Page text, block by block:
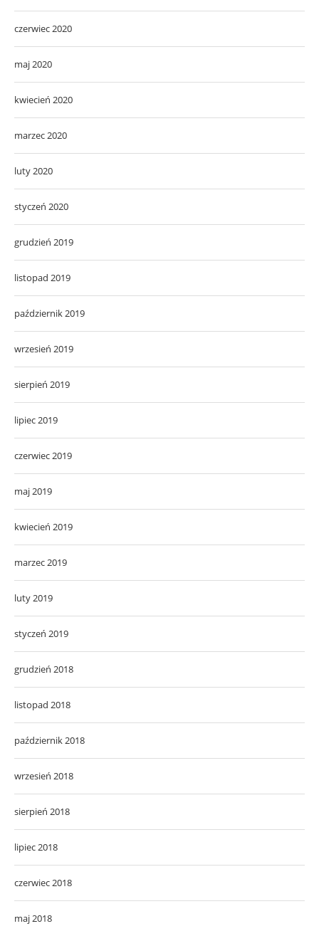
czerwiec 2020
maj 2020
kwiecień 2020
marzec 2020
luty 2020
styczeń 2020
grudzień 2019
listopad 2019
październik 2019
wrzesień 2019
sierpień 2019
lipiec 2019
czerwiec 2019
maj 2019
kwiecień 2019
marzec 2019
luty 2019
styczeń 2019
grudzień 2018
listopad 2018
październik 2018
wrzesień 2018
sierpień 2018
lipiec 2018
czerwiec 2018
maj 2018